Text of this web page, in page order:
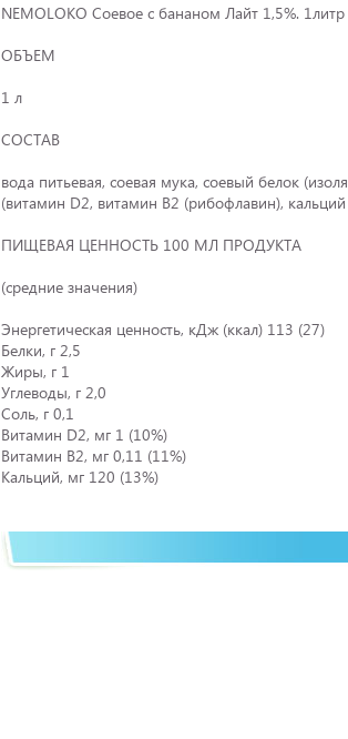
NEMOLOKO Соевое с бананом Лайт 1,5%.
ОБЪЕМ
1 л
СОСТАВ
вода питьевая, соевая мука, соевый белок
(витамин D2, витамин В2 (рибофлавин),
ПИЩЕВАЯ ЦЕННОСТЬ 100 МЛ ПРОДУКТА
(средние значения)
Энергетическая ценность, кДж (ккал) 113 (27)
Белки, г 2,5
Жиры, г 1
Углеводы, г 2,0
Соль, г 0,1
Витамин D2, мг 1 (10%)
Витамин В2, мг 0,11 (11%)
Кальций, мг 120 (13%)